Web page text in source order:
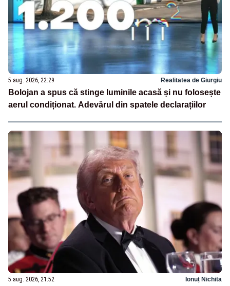
5 aug. 2026, 22:29 Realitatea de Giurgiu
Bolojan a spus că stinge luminile acasă și nu folosește
aerul condiționat. Adevărul din spatele declarațiilor
5 aug. 2026, 21:52 Ionuț Nichita